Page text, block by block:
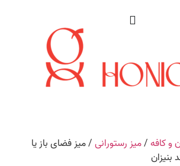
و کافه/میز رستورانی/ میز فضای باز یا